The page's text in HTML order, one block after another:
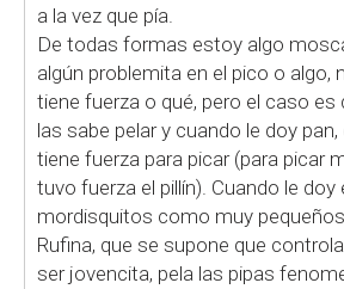
a la vez que pía.
De todas formas estoy algo
algún problemita en el pico o algo,
tiene fuerza o qué, pero el caso es
las sabe pelar y cuando le doy
tiene fuerza para picar (para picar
tuvo fuerza el pillín). Cuando le doy
mordisquitos como muy
Rufina, que se supone que
ser jovencita, pela las pipas